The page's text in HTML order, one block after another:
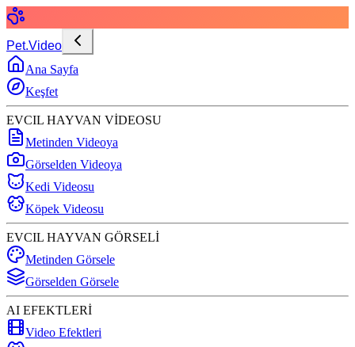
Pet.Video
Ana Sayfa
Keşfet
EVCIL HAYVAN VİDEOSU
Metinden Videoya
Görselden Videoya
Kedi Videosu
Köpek Videosu
EVCIL HAYVAN GÖRSELİ
Metinden Görsele
Görselden Görsele
AI EFEKTLERİ
Video Efektleri